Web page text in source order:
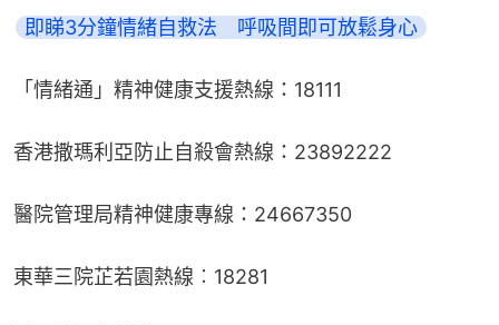
即睇3分鐘情緒自救法　呼吸間即可放鬆身心
「情緒通」精神健康支援熱線：18111
香港撒瑪利亞防止自殺會熱線：23892222
醫院管理局精神健康專線：24667350
東華三院芷若園熱線︰18281